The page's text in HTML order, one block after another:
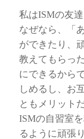
私はISMの友
なぜなら、「
ができたり、
教えてもらっ
にできるから
しめるし、お
ともメリット
ISMの自習室
るように頑張